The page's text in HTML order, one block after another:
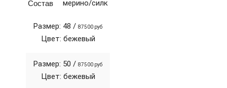
Состав мерино/силк
Размер: 48 / 87500 руб
Цвет: бежевый
Размер: 50 / 87500 руб
Цвет: бежевый